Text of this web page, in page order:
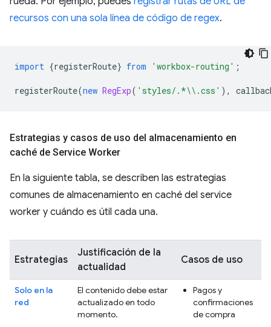
recursos con una sola línea de código de regex.
import {registerRoute} from 'workbox-routing' ;
registerRoute(new RegExp( 'styles/.*\\.css' ),
Estrategias y casos de uso del almacenamiento en
caché de Service Worker
En la siguiente tabla, se describen las estrategias
comunes de almacenamiento en caché del service
worker y cuándo es útil cada una.
Estrategias
Justificación de la
actualidad
Casos de uso
Solo en la
red
El contenido debe estar
actualizado en todo
momento.
Pagos y
confirmaciones
de compra